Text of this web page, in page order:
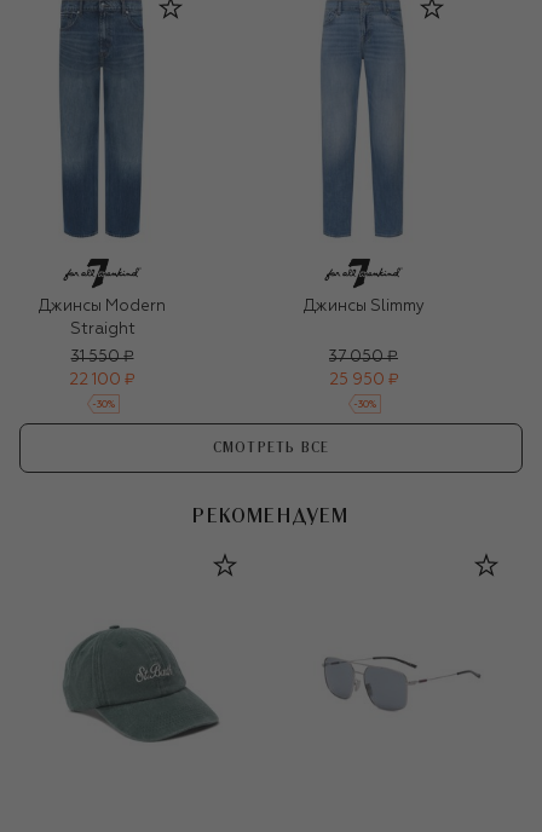
Джинсы Modern
Straight
31 550 ₽
22 100 ₽
-30%
Джинсы Slimmy
37 050 ₽
25 950 ₽
-30%
СМОТРЕТЬ ВСЕ
РЕКОМЕНДУЕМ